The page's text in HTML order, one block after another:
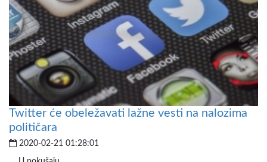
Twitter će obeležavati lažne vesti na nalozima
političara
2020-02-21 01:28:01